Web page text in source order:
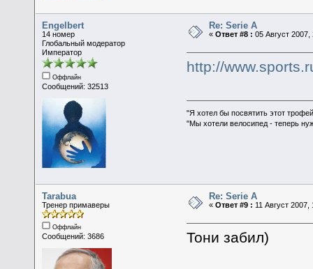
Engelbert
14 номер
Глобальный модератор
Император
Оффлайн
Сообщений: 32513
Re: Serie A
«Ответ #8 : 05 Август 2007,
http://
"Я хотел бы посвятить этот
"Мы хотели велосипед - теперь
Tarabua
Тренер примаверы
Оффлайн
Сообщений: 3686
Re: Serie A
«Ответ #9 : 11 Август 2007,
Тони забил)